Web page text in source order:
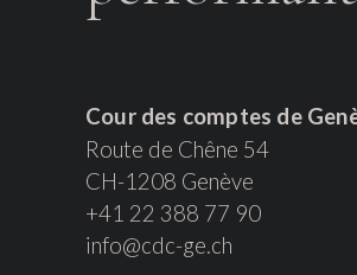
Cour des comptes de
Route de Chêne 54
CH-1208 Genève
+41 22 388 77 90
info@cdc-ge.ch